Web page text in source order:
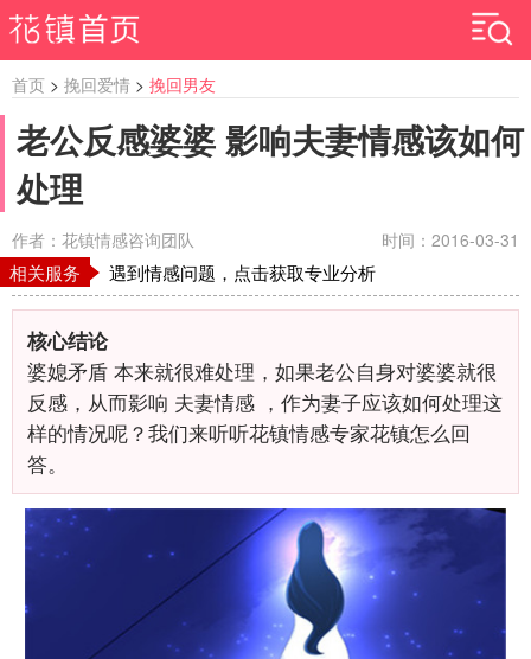
首页 > 挽回爱情 > 挽回男友
老公反感婆婆 影响夫妻情感该如何
处理
作者：花镇情感咨询团队 时间：2016-03-31
相关服务 遇到情感问题，点击获取专业分析
核心结论
婆媳矛盾 本来就很难处理，如果老公自身对婆婆就很
反感，从而影响 夫妻情感 ，作为妻子应该如何处理这
样的情况呢？我们来听听花镇情感专家花镇怎么回
答。